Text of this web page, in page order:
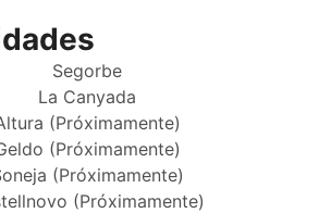
Segorbe
La Canyada
(Próximamente)
(Próximamente)
(Próximamente)
(Próximamente)